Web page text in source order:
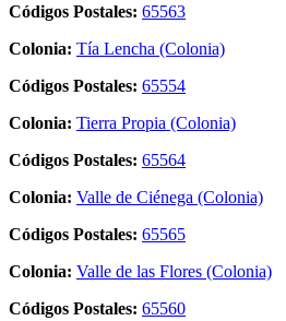
Códigos Postales: 65563
Colonia: Tía Lencha (Colonia)
Códigos Postales: 65554
Colonia: Tierra Propia (Colonia)
Códigos Postales: 65564
Colonia: Valle de Ciénega (Colonia)
Códigos Postales: 65565
Colonia: Valle de las Flores (Colonia)
Códigos Postales: 65560